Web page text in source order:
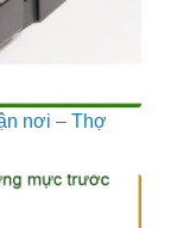
nơi – Thợ